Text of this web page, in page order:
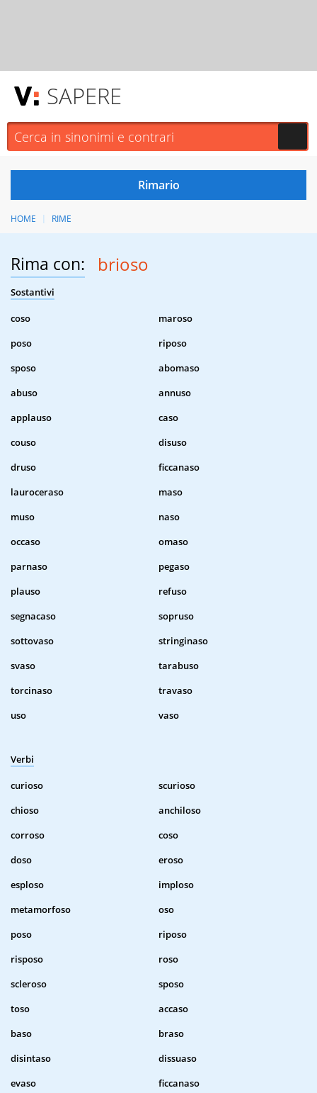
SAPERE
HOME RIME
Rima con: brioso
Sostantivi
coso
maroso
poso
riposo
sposo
abomaso
abuso
annuso
applauso
caso
couso
disuso
druso
ficcanaso
lauroceraso
maso
muso
naso
occaso
omaso
parnaso
pegaso
plauso
refuso
segnacaso
sopruso
sottovaso
stringinaso
svaso
tarabuso
torcinaso
travaso
uso
vaso
Verbi
curioso
scurioso
chioso
anchiloso
corroso
coso
doso
eroso
esploso
imploso
metamorfoso
oso
poso
riposo
risposo
roso
scleroso
sposo
toso
accaso
baso
braso
disintaso
dissuaso
evaso
ficcanaso